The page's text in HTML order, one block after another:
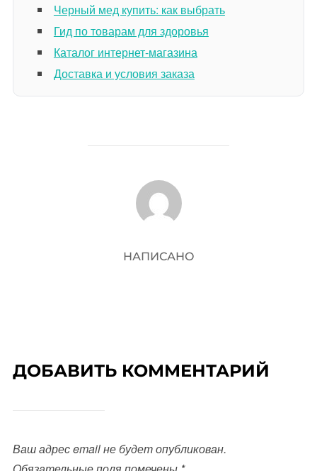
Черный мед купить: как выбрать
Гид по товарам для здоровья
Каталог интернет-магазина
Доставка и условия заказа
АВТОР ЗАПИСИ
НАПИСАНО
ДОБАВИТЬ КОММЕНТАРИЙ
Ваш адрес email не будет опубликован.